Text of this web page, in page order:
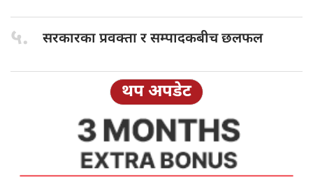
५. सरकारका प्रवक्तार सम्पादकबीच छलफल
थप अपडेट